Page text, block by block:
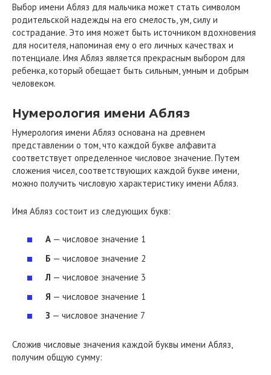
Выбор имени Абляз для мальчика может стать символом
родительской надежды на его смелость, ум, силу и
сострадание. Это имя может быть источником вдохновения
для носителя, напоминая ему о его личных качествах и
потенциале. Имя Абляз является прекрасным выбором для
ребенка, который обещает быть сильным, умным и добрым
человеком.
Нумерология имени Абляз
Нумерология имени Абляз основана на древнем
представлении о том, что каждой букве алфавита
соответствует определенное числовое значение. Путем
сложения чисел, соответствующих каждой букве имени,
можно получить числовую характеристику имени Абляз.
Имя Абляз состоит из следующих букв:
А — числовое значение 1
Б — числовое значение 2
Л — числовое значение 3
Я — числовое значение 1
З — числовое значение 7
Сложив числовые значения каждой буквы имени Абляз,
получим общую сумму: